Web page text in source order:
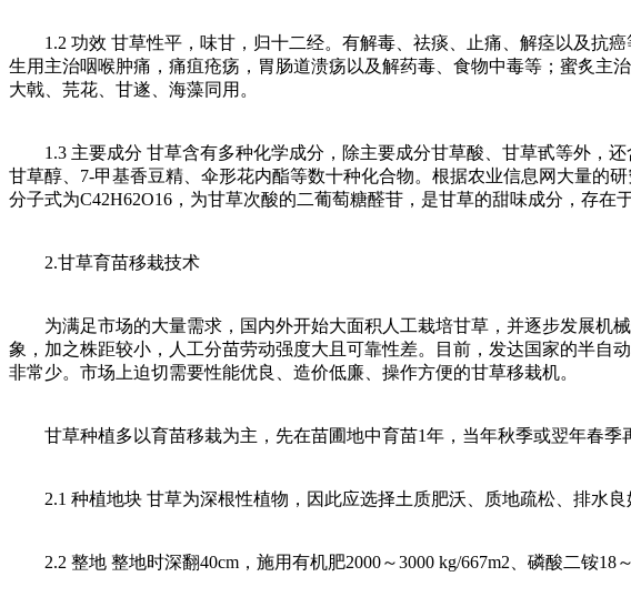
1.2 功效 甘草性平，味甘，归十二经。有解毒、祛痰、止痛、解痉以及抗癌
生用主治咽喉肿痛，痛疽疮疡，胃肠道溃疡以及解药毒、食物中毒等；蜜炙主
大戟、芫花、甘遂、海藻同用。
1.3 主要成分 甘草含有多种化学成分，除主要成分甘草酸、甘草甙等外，还
甘草醇、7-甲基香豆精、伞形花内酯等数十种化合物。根据农业信息网大量的
分子式为C42H62O16，为甘草次酸的二葡萄糖醛苷，是甘草的甜味成分，存
2.甘草育苗移栽技术
为满足市场的大量需求，国内外开始大面积人工栽培甘草，并逐步发展机
象，加之株距较小，人工分苗劳动强度大且可靠性差。目前，发达国家的半自
非常少。市场上迫切需要性能优良、造价低廉、操作方便的甘草移栽机。
甘草种植多以育苗移栽为主，先在苗圃地中育苗1年，当年秋季或翌年春季
2.1 种植地块 甘草为深根性植物，因此应选择土质肥沃、质地疏松、排水良
2.2 整地 整地时深翻40cm，施用有机肥2000～3000 kg/667m2、磷酸二铵18